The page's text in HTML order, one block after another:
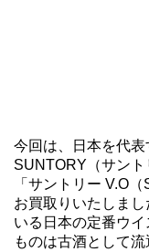
今回は、日本を代
SUNTORY（サン
「サントリー V.O
お買取りいたしま
いる日本の定番ウ
ものは古酒として